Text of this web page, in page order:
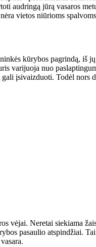
audringą jūrą vasaros
vietos niūrioms
kūrybos pagrindą, iš
varijuoja nuo
įsivaizduoti. Todėl nors
vėjai. Neretai siekiama
pasaulio atspindžiai.